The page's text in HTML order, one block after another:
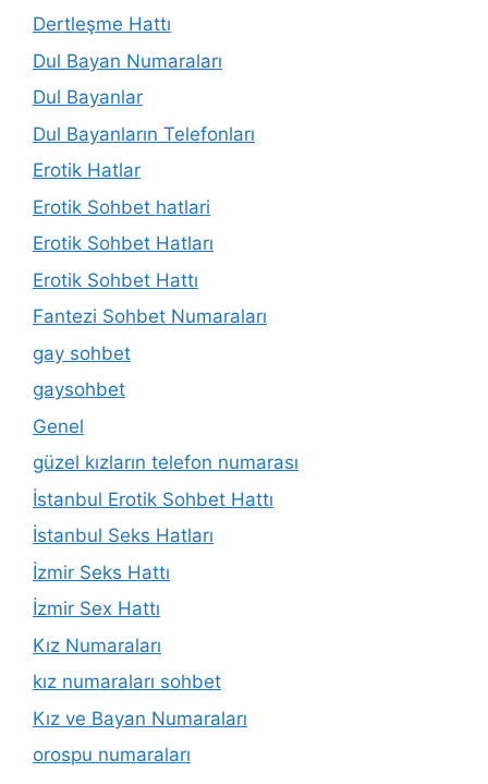
Dertleşme Hattı
Dul Bayan Numaraları
Dul Bayanlar
Dul Bayanların Telefonları
Erotik Hatlar
Erotik Sohbet hatlari
Erotik Sohbet Hatları
Erotik Sohbet Hattı
Fantezi Sohbet Numaraları
gay sohbet
gaysohbet
Genel
güzel kızların telefon numarası
İstanbul Erotik Sohbet Hattı
İstanbul Seks Hatları
İzmir Seks Hattı
İzmir Sex Hattı
Kız Numaraları
kız numaraları sohbet
Kız ve Bayan Numaraları
orospu numaraları